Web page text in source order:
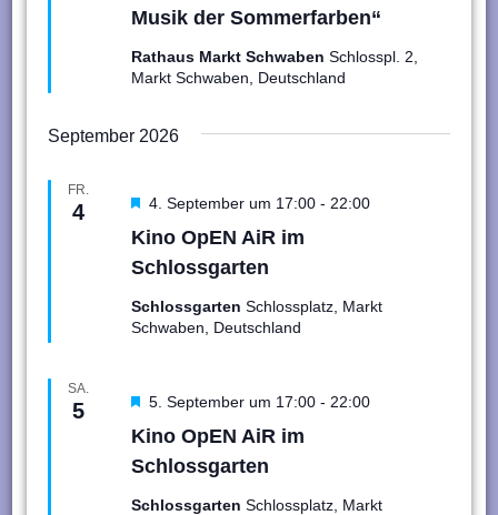
Musik der Sommerfarben“
Rathaus Markt SchwabenSchlosspl. 2,
Markt Schwaben, Deutschland
September 2026
FR.
4
Kino OpEN AiR im
Schlossgarten
Hervorgehoben
4. September um 17:00 - 22:00
SchlossgartenSchlossplatz, Markt
Schwaben, Deutschland
SA.
5
Kino OpEN AiR im
Schlossgarten
Hervorgehoben
5. September um 17:00 - 22:00
SchlossgartenSchlossplatz, Markt